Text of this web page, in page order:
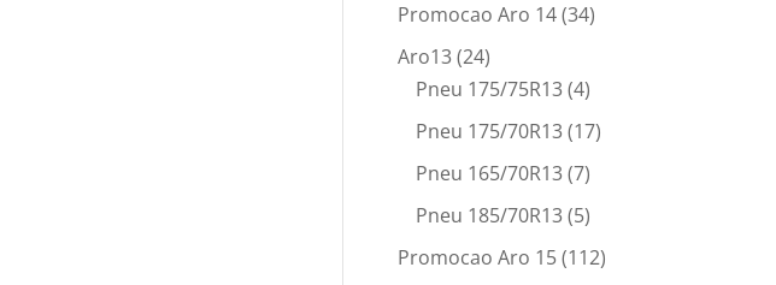
Promocao Aro 14(34)
Aro13(24)
Pneu 175/75R13(4)
Pneu 175/70R13(17)
Pneu 165/70R13(7)
Pneu 185/70R13(5)
Promocao Aro 15(112)